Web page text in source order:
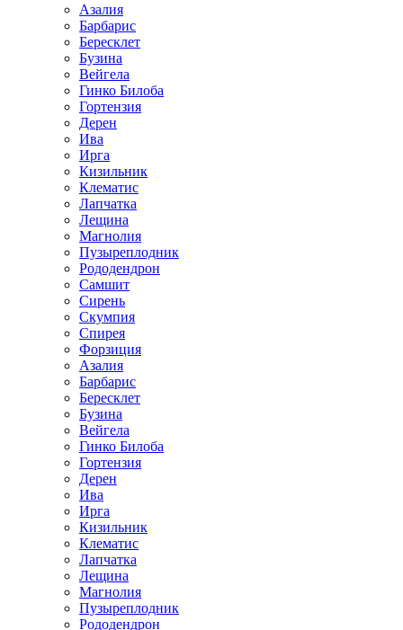
Азалия
Барбарис
Бересклет
Бузина
Вейгела
Гинко Билоба
Гортензия
Дерен
Ива
Ирга
Кизильник
Клематис
Лапчатка
Лещина
Магнолия
Пузыреплодник
Рододендрон
Самшит
Сирень
Скумпия
Спирея
Форзиция
Азалия
Барбарис
Бересклет
Бузина
Вейгела
Гинко Билоба
Гортензия
Дерен
Ива
Ирга
Кизильник
Клематис
Лапчатка
Лещина
Магнолия
Пузыреплодник
Рододендрон